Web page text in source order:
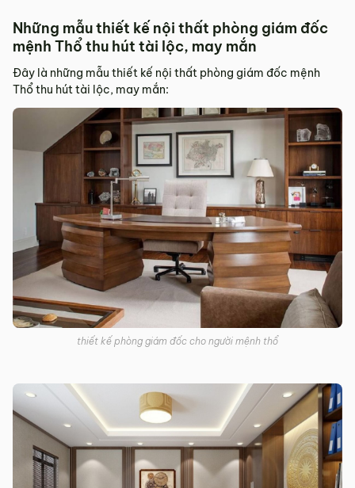
Những mẫu thiết kế nội thất phòng giám đốc
mệnh Thổ thu hút tài lộc, may mắn
Đây là những mẫu thiết kế nội thất phòng giám đốc mệnh
Thổ thu hút tài lộc, may mắn:
thiết kế phòng giám đốc cho người mệnh thổ